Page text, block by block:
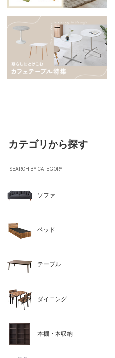
カテゴリから探す
-SEARCH BY CATEGORY-
ソファ
ベッド
テーブル
ダイニング
本棚・本収納